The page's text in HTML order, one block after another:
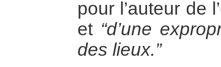
pour l’auteur de
et “d’une
des lieux.”